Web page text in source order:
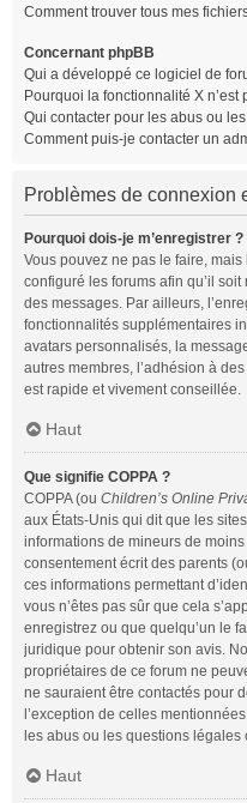
Comment trouver tous mes
Concernant phpBB
Qui a développé ce logiciel de
Pourquoi la fonctionnalité X n’est
Qui contacter pour les abus ou
Comment puis-je contacter un
Problèmes de connexion
Pourquoi dois-je m’enregistrer ?
Vous pouvez ne pas le faire,
configuré les forums afin qu’il
des messages. Par ailleurs,
fonctionnalités supplémentaires
avatars personnalisés, la
autres membres, l’adhésion à
est rapide et vivement conseillée.
Haut
Que signifie COPPA ?
COPPA (ou Children’s Online
aux États-Unis qui dit que les
informations de mineurs de
consentement écrit des parents
ces informations permettant
vous n’êtes pas sûr que cela
enregistrez ou que quelqu’un le
juridique pour obtenir son avis.
propriétaires de ce forum ne
ne sauraient être contactés pour
l’exception de celles
les abus ou les questions légales
Haut